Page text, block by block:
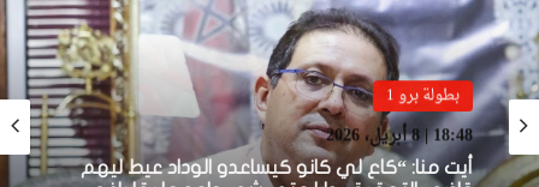
بطولة برو 1
22:23 | 6 أبريل، 2026
توالي النتائج السلبية يلاحق الوداد الرياضي بعد